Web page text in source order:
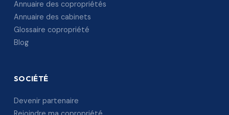
Annuaire des copropriétés
Annuaire des cabinets
Glossaire copropriété
Blog
SOCIÉTÉ
Devenir partenaire